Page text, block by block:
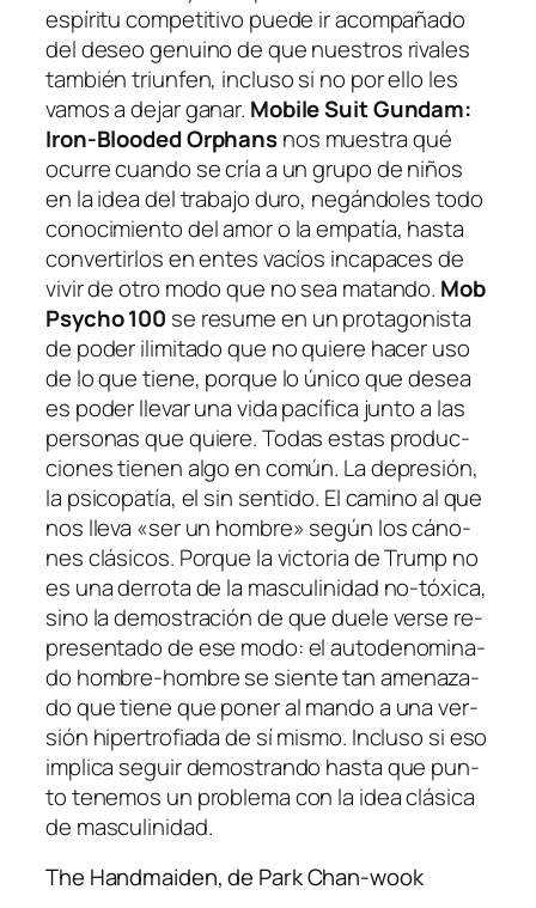
es­pí­ri­tu com­pe­ti­ti­vo pue­de ir acom­pa­ña­do
del de­seo ge­nuino de que nues­tros ri­va­les
tam­bién triun­fen, in­clu­so si no por ello les
va­mos a de­jar ga­nar. Mobile Suit Gundam:
Iron-Blooded Orphansnos mues­tra qué
ocu­rre cuan­do se cría a un gru­po de ni­ños
en la idea del tra­ba­jo du­ro, ne­gán­do­les to­do
co­no­ci­mien­to del amor o la em­pa­tía, has­ta
con­ver­tir­los en en­tes va­cíos in­ca­pa­ces de
vi­vir de otro mo­do que no sea ma­tan­do. Mob
Psycho 100 se re­su­me en un pro­ta­go­nis­ta
de po­der ili­mi­ta­do que no quie­re ha­cer uso
de lo que tie­ne, por­que lo úni­co que de­sea
es po­der lle­var una vi­da pa­cí­fi­ca jun­to a las
per­so­nas que quie­re. Todas es­tas pro­duc­
cio­nes tie­nen al­go en co­mún. La de­pre­sión,
la psi­co­pa­tía, el sin sen­ti­do. El ca­mino al que
nos lle­va «ser un hom­bre» se­gún los cá­no­
nes clá­si­cos. Porque la vic­to­ria de Trump no
es una de­rro­ta de la mas­cu­li­ni­dad no-tóxica,
sino la de­mos­tra­ción de que due­le ver­se re­
pre­sen­ta­do de ese mo­do: el au­to­de­no­mi­na­
do hombre-hombrese sien­te tan ame­na­za­
do que tie­ne que po­ner al man­do a una ver­
sión hi­per­tro­fia­da de sí mis­mo. Incluso si eso
im­pli­ca se­guir de­mos­tran­do has­ta que pun­
to te­ne­mos un pro­ble­ma con la idea clá­si­ca
de masculinidad.
The Handmaiden, de Park Chan-wook